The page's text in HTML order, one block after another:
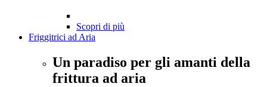
Scopri di più
Friggitrici ad Aria
Un paradiso per gli amanti della
frittura ad aria